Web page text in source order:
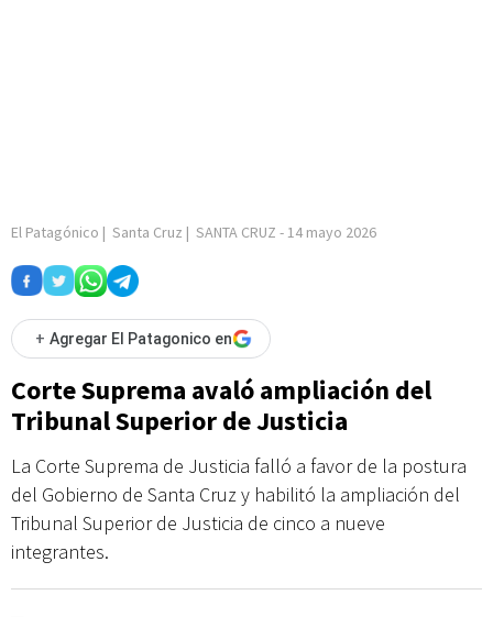
El Patagónico | Santa Cruz | SANTA CRUZ - 14 mayo 2026
+ Agregar El Patagonico en
Corte Suprema avaló ampliación del
Tribunal Superior de Justicia
La Corte Suprema de Justicia falló a favor de la postura
del Gobierno de Santa Cruz y habilitó la ampliación del
Tribunal Superior de Justicia de cinco a nueve
integrantes.